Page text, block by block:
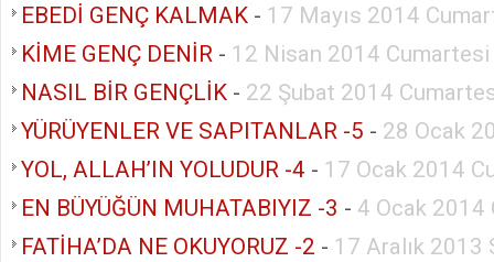
EBEDİ GENÇ KALMAK - 17 Mayıs 2014
KİME GENÇ DENİR - 12 Nisan 2014 Cumartesi
NASIL BİR GENÇLİK - 22 Şubat 2014
YÜRÜYENLER VE SAPITANLAR -5 - 28 Ocak
YOL, ALLAH’IN YOLUDUR -4 - 17 Ocak 2014
EN BÜYÜĞÜN MUHATABIYIZ -3 - 4 Ocak 2014
FATİHA’DA NE OKUYORUZ -2 - 17 Aralık 2013